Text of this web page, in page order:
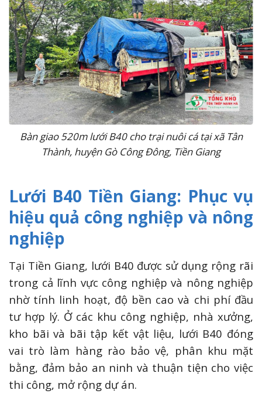
Bàn giao 520m lưới B40 cho trại nuôi cá tại xã Tân
Thành, huyện Gò Công Đông, Tiền Giang
Lưới B40 Tiền Giang: Phục vụ
hiệu quả công nghiệp và nông
nghiệp
Tại Tiền Giang, lưới B40 được sử dụng rộng rãi
trong cả lĩnh vực công nghiệp và nông nghiệp
nhờ tính linh hoạt, độ bền cao và chi phí đầu
tư hợp lý. Ở các khu công nghiệp, nhà xưởng,
kho bãi và bãi tập kết vật liệu, lưới B40 đóng
vai trò làm hàng rào bảo vệ, phân khu mặt
bằng, đảm bảo an ninh và thuận tiện cho việc
thi công, mở rộng dự án.